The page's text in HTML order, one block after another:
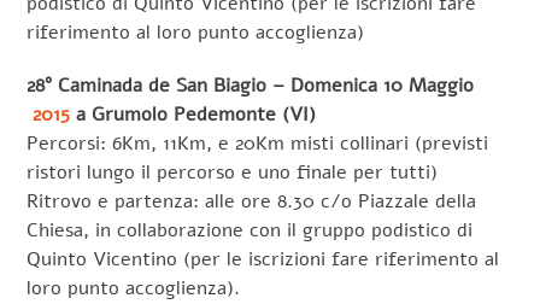
riferimento al loro punto accoglienza)
28° Caminada de San Biagio – Domenica 10 Maggio
2015 a Grumolo Pedemonte (VI)
Percorsi: 6Km, 11Km, e 20Km misti collinari (previsti
ristori lungo il percorso e uno finale per tutti)
Ritrovo e partenza: alle ore 8.30 c/o Piazzale della
Chiesa, in collaborazione con il gruppo podistico di
Quinto Vicentino (per le iscrizioni fare riferimento al
loro punto accoglienza).